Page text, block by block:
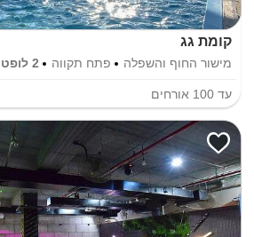
קומת גג
מישור החוף והשפלה פתח תקווה 2 לופטים
עד 100 אורחים